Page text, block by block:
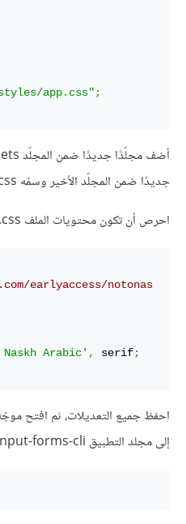
app.css" ;
جديدًا ضمن المجلّد الأخير وسمّه app.css كما فعلنا في الدرس السابق.
احرص أن تكون محتويات الملف app.css على الشكل التالي:
earlyaccess/notonas
Arabic' , serif;
احفظ جميع التعديلات، ثم افتح
إلى مجلد التطبيق input-forms-cli الذي أنشأته قبل قليل، ونفّذ الأمر: